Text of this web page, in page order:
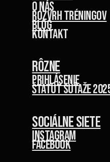
O nás
Rozvrh tréningov
Blog
kontakt
Rôzne
Prihlásenie
Štatút súťaže
Sociálne siete
Instagram
Facebook